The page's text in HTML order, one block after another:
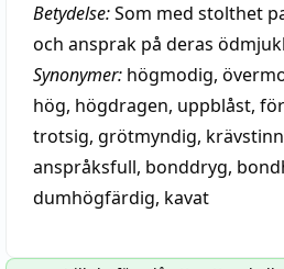
Betydelse:Som med stolthet
och ansprak på deras
Synonymer: högmodig,
hög, högdragen, uppblåst,
trotsig, grötmyndig, krävstinn
anspråksfull, bonddryg,
dumhögfärdig, kavat